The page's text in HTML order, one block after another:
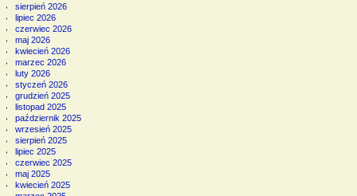
sierpień 2026
lipiec 2026
czerwiec 2026
maj 2026
kwiecień 2026
marzec 2026
luty 2026
styczeń 2026
grudzień 2025
listopad 2025
październik 2025
wrzesień 2025
sierpień 2025
lipiec 2025
czerwiec 2025
maj 2025
kwiecień 2025